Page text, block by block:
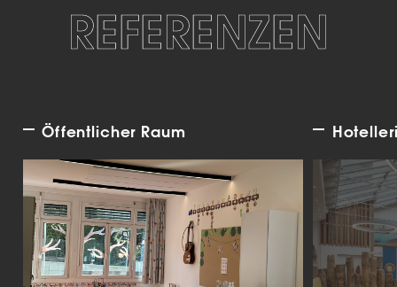
REFERENZEN
Öffentlicher Raum